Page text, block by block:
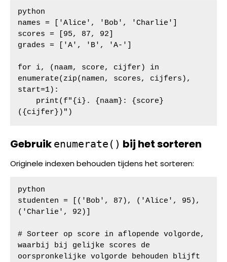
python
names = ['Alice', 'Bob', 'Charlie']
scores = [95, 87, 92]
grades = ['A', 'B', 'A-']
for i, (naam, score, cijfer) in
enumerate(zip(namen, scores, cijfers),
start=1):
({cijfer})")
Gebruik enumerate() bij het sorteren
Originele indexen behouden tijdens het sorteren:
python
studenten = [('Bob', 87), ('Alice', 95),
('Charlie', 92)]
# Sorteer op score in aflopende volgorde,
waarbij bij gelijke scores de
oorspronkelijke volgorde behouden blijft